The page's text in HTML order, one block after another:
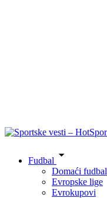
Fudbal
Domaći fudbal
Evropske lige
Evrokupovi